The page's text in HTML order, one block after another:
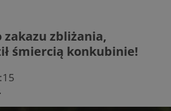
zakazu zbliżania,
śmiercią konkubinie!